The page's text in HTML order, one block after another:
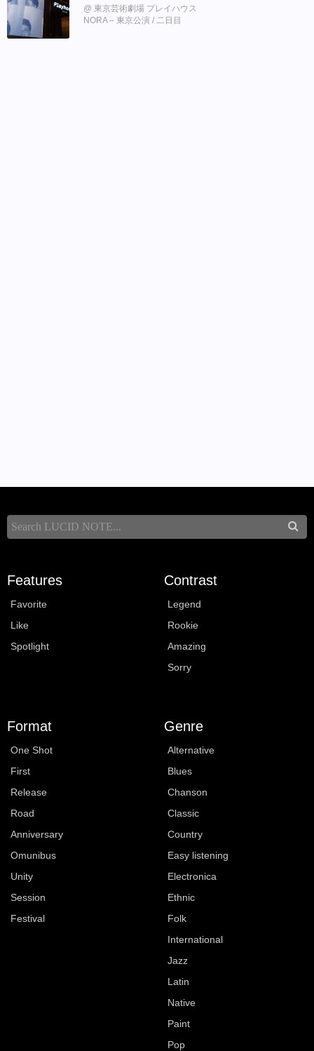
東京芸術劇場 プレイハウス
NORA – 東京公演 / 二日目
Features
Favorite
Like
Spotlight
Contrast
Legend
Rookie
Amazing
Sorry
Format
One Shot
First
Release
Road
Anniversary
Omunibus
Unity
Session
Festival
Genre
Alternative
Blues
Chanson
Classic
Country
Easy listening
Electronica
Ethnic
Folk
International
Jazz
Latin
Native
Paint
Pop